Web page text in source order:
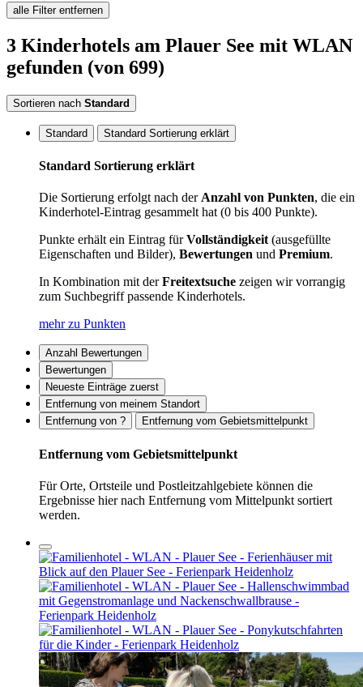
alle Filter entfernen
3 Kinderhotels am Plauer See mit WLAN
gefunden (von 699)
Sortieren nach Standard
Standard Standard Sortierung erklärt
Standard Sortierung erklärt
Die Sortierung erfolgt nach der Anzahl von Punkten, die ein
Kinderhotel-Eintrag gesammelt hat (0 bis 400 Punkte).
Punkte erhält ein Eintrag fürVollständigkeit (ausgefüllte
Eigenschaften und Bilder), Bewertungen und Premium.
In Kombination mit derFreitextsuche zeigen wir vorrangig
zum Suchbegriff passende Kinderhotels.
mehr zu Punkten
Anzahl Bewertungen
Bewertungen
Neueste Einträge zuerst
Entfernung von meinem Standort
Entfernung von ?
Entfernung vom Gebietsmittelpunkt
Entfernung vom Gebietsmittelpunkt
Für Orte, Ortsteile und Postleitzahlgebiete können die
Ergebnisse hier nach Entfernung vom Mittelpunkt sortiert
werden.